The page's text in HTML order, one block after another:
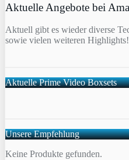
Aktuelle Angebote bei
Aktuell gibt es wieder diverse
sowie vielen weiteren Highlights!
Aktuelle Prime Video Boxsets
Unsere Empfehlung
Keine Produkte gefunden.